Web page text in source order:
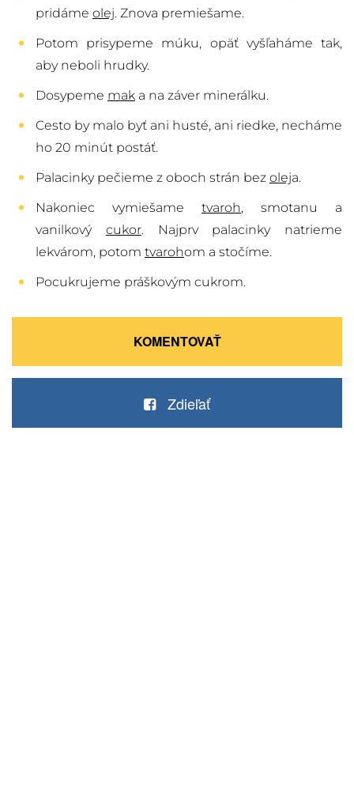
pridáme olej. Znova premiešame.
Potom prisypeme múku, opäť vyšľaháme tak,
aby neboli hrudky.
Dosypeme mak a na záver minerálku.
Cesto by malo byť ani husté, ani riedke, necháme
ho 20 minút postáť.
Palacinky pečieme z oboch strán bez oleja.
Nakoniec vymiešame tvaroh, smotanu a
vanilkový cukor. Najprv palacinky natrieme
lekvárom, potom tvarohom a stočíme.
Pocukrujeme práškovým cukrom.
KOMENTOVAŤ
Zdieľať